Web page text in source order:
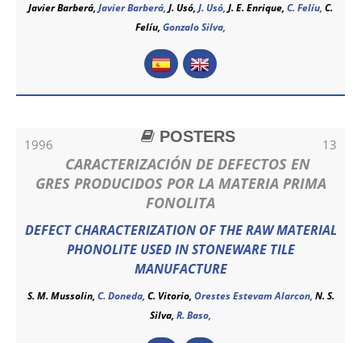
Javier Barberá, Javier Barberá, J. Usó, J. Usó, J. E. Enrique, C. Felíu, C.
Felíu, Gonzalo Silva,
1996 13
POSTERS
CARACTERIZACIÓN DE DEFECTOS EN
GRES PRODUCIDOS POR LA MATERIA PRIMA
FONOLITA
DEFECT CHARACTERIZATION OF THE RAW MATERIAL
PHONOLITE USED IN STONEWARE TILE
MANUFACTURE
S. M. Mussolin, C. Doneda, C. Vitorio, Orestes Estevam Alarcon, N. S.
Silva, R. Baso,